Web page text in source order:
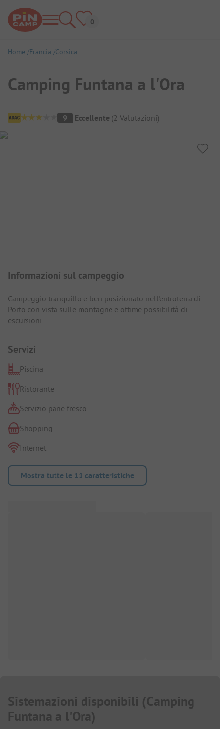
Home Francia Corsica
Camping Funtana a l'Ora
Panoramica del campeggio
9 Eccellente (2 Valutazioni)
Informazioni sul campeggio
Campeggio tranquillo e ben posizionato nell'entroterra di
Porto con vista sulle montagne e ottime possibilità di
escursioni.
Servizi
Piscina
Ristorante
Servizio pane fresco
Shopping
Internet
Mostra tutte le 11 caratteristiche
Sistemazioni disponibili (Camping
Funtana a l'Ora)